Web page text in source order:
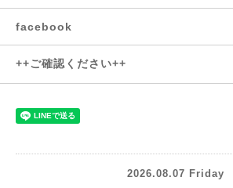
facebook
++ご確認ください++
2026.08.07 Friday